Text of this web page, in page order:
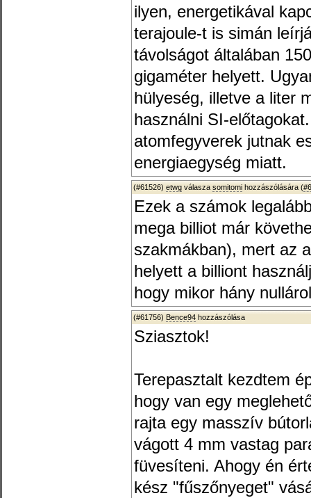
ilyen, energetikával
terajoule-t is simán
távolságot általában
gigaméter helyett.
hülyeség, illetve a liter
használni SI-
atomfegyverek jutnak
energiaegység miatt.
(#61526) etwg válasza somitomi hozzászólására (
Ezek a számok
mega billiot már
szakmákban), mert az
helyett a billiont
hogy mikor hány
(#61756) Bence94 hozzászólása
Sziasztok!
Terepasztalt kezdtem
hogy van egy
rajta egy masszív
vágott 4 mm vastag
füvesíteni. Ahogy én
kész "fűszőnyeget"